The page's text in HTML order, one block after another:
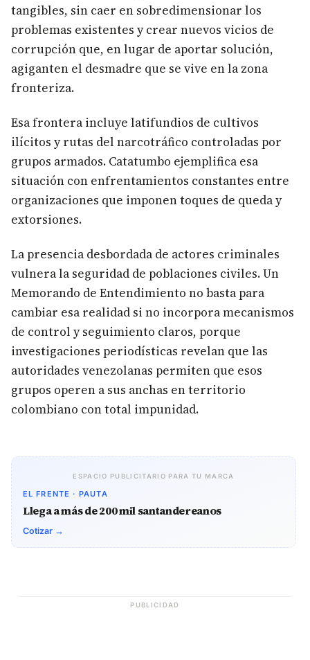
tangibles, sin caer en sobredimensionar los
problemas existentes y crear nuevos vicios de
corrupción que, en lugar de aportar solución,
agiganten el desmadre que se vive en la zona
fronteriza.
Esa frontera incluye latifundios de cultivos
ilícitos y rutas del narcotráfico controladas por
grupos armados. Catatumbo ejemplifica esa
situación con enfrentamientos constantes entre
organizaciones que imponen toques de queda y
extorsiones.
La presencia desbordada de actores criminales
vulnera la seguridad de poblaciones civiles. Un
Memorando de Entendimiento no basta para
cambiar esa realidad si no incorpora mecanismos
de control y seguimiento claros, porque
investigaciones periodísticas revelan que las
autoridades venezolanas permiten que esos
grupos operen a sus anchas en territorio
colombiano con total impunidad.
ESPACIO PUBLICITARIO PARA TU MARCA
EL FRENTE · PAUTA
Llega a más de 200 mil santandereanos
Cotizar →
PUBLICIDAD